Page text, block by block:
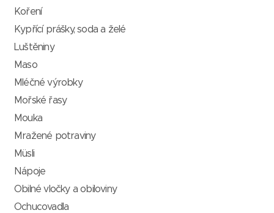
Koření
Kypřící prášky, soda a želé
Luštěniny
Maso
Mléčné výrobky
Mořské řasy
Mouka
Mražené potraviny
Müsli
Nápoje
Obilné vločky a obiloviny
Ochucovadla